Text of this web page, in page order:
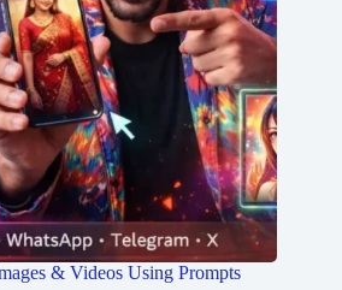
& Videos Using Prompts